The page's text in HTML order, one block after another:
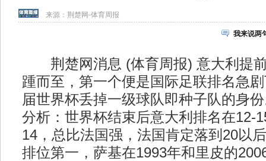
来源： 荆楚网-体育周报
我来说两
荆楚网消息 (体育周报) 意大利提前
踵而至，第一个便是国际足联排名急
届世界杯丢掉一级球队即种子队的身
分析：世界杯结束后意大利排名在12-
14，总比法国强，法国肯定落到20以
排位第一，萨基在1993年和里皮的